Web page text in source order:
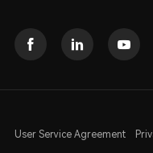
User Service Agreement